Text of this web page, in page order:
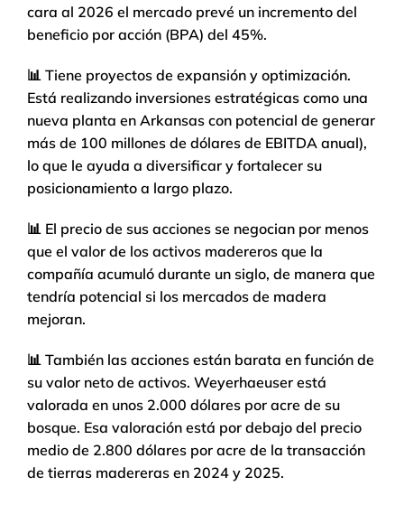
cara al 2026 el mercado prevé un incremento del
beneficio por acción (BPA) del 45%.
📊 Tiene proyectos de expansión y optimización.
Está realizando inversiones estratégicas como una
nueva planta en Arkansas con potencial de generar
más de 100 millones de dólares de EBITDA anual),
lo que le ayuda a diversificar y fortalecer su
posicionamiento a largo plazo.
📊 El precio de sus acciones se negocian por menos
que el valor de los activos madereros que la
compañía acumuló durante un siglo, de manera que
tendría potencial si los mercados de madera
mejoran.
📊 También las acciones están barata en función de
su valor neto de activos. Weyerhaeuser está
valorada en unos 2.000 dólares por acre de su
bosque. Esa valoración está por debajo del precio
medio de 2.800 dólares por acre de la transacción
de tierras madereras en 2024 y 2025.